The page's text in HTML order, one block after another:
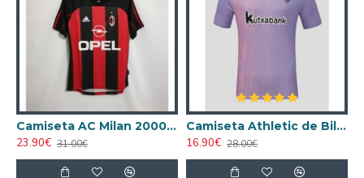
Camiseta AC Milan 2000/2001 Local Retro
23.90€ 31.00€
Camiseta Athletic de Bilbao 2024/2025 Alternativo
16.90€ 28.00€